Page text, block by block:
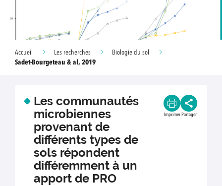
Accueil Les recherches
Biologie du sol
Sadet-Bourgeteau & al, 2019
Les communautés
microbiennes
provenant de
différents types de
sols répondent
différemment à un
apport de PRO
Imprimer Partager